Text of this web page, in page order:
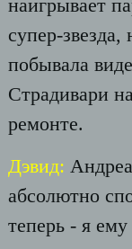
наигрывает
супер-
побывала
Страдивари
ремонте.
Дэвид:
абсолютно
теперь - я